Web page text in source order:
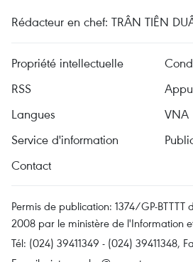
Rédacteur en chef: TRÂN TIÊN
Propriété intellectuelle
RSS
Langues
VNA
Service d'information
Contact
Permis de publication: 1374/GP-BTTTT
2008 par le ministère de l'Information
Tél: (024) 39411349 - (024) 39411348,